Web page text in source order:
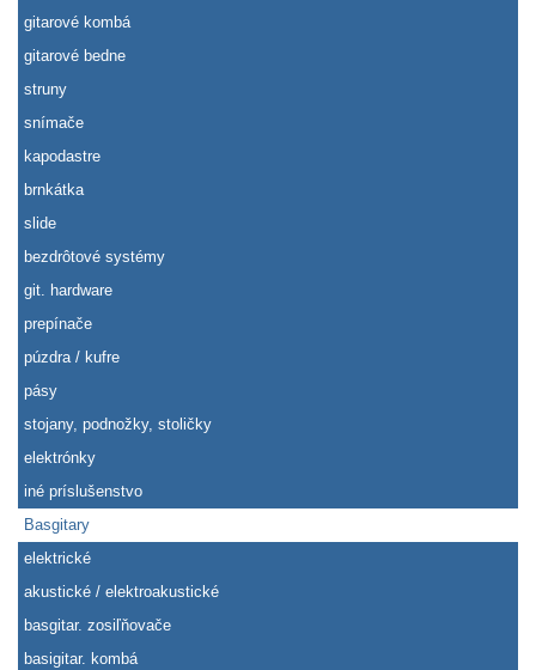
gitarové kombá
gitarové bedne
struny
snímače
kapodastre
brnkátka
slide
bezdrôtové systémy
git. hardware
prepínače
púzdra / kufre
pásy
stojany, podnožky, stoličky
elektrónky
iné príslušenstvo
Basgitary
elektrické
akustické / elektroakustické
basgitar. zosiľňovače
basigitar. kombá